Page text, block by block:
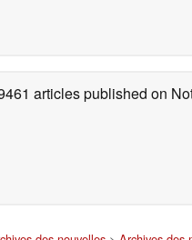
articles published on